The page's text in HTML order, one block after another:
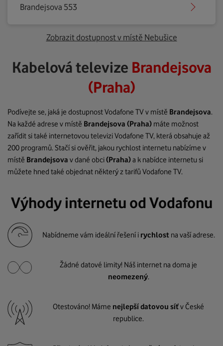
Brandejsova 553
Zobrazit dostupnost v místě Nebušice
Kabelová televize Brandejsova
(Praha)
Podívejte se, jaká je dostupnost Vodafone TV v místě Brandejsova.
Na každé adrese v místě Brandejsova (Praha) máte možnost
zařídit si také internetovou televizi Vodafone TV, která obsahuje až
200 programů. Stačí si ověřit, jakou rychlost internetu nabízíme v
místě Brandejsova v dané obci(Praha)a k nabídce internetu si
můžete hned také objednat některý z tarifů Vodafone TV.
Výhody internetu od Vodafonu
Nabídneme vám ideální řešení i rychlost na vaší adrese.
Žádné datové limity! Náš internet na doma je
neomezený.
Otestováno! Máme nejlepší datovou síťv České
republice.